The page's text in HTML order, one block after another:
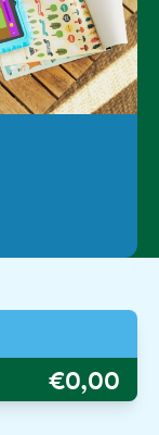
€0,00